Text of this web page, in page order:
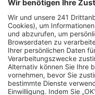
Seitenaufbau
Barrierefreiheit
Cookie Einstellungen
Rechtliches
AGB-Übersicht